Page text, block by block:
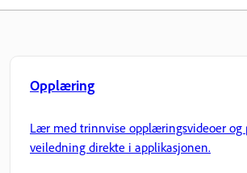
Opplæring
Lær med trinnvise opplæringsvideoer og
veiledning direkte i applikasjonen.